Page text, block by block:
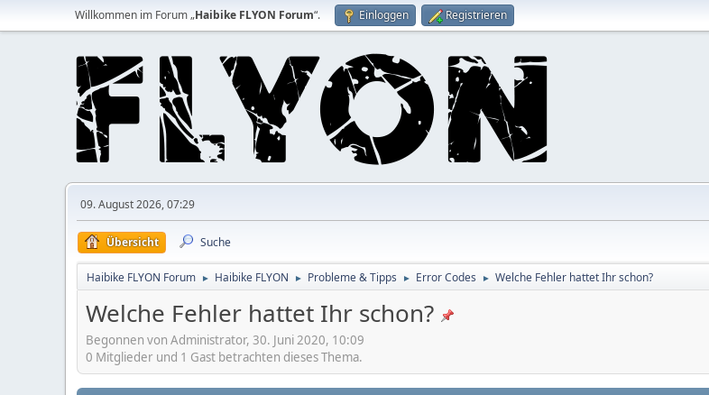
Willkommen im Forum „Haibike FLYON Forum“. Einloggen Registrieren
09. August 2026, 07:29
Übersicht Suche
Haibike FLYON Forum ► Haibike FLYON ► Probleme & Tipps ► Error Codes ► Welche Fehler hattet Ihr schon?
Welche Fehler hattet Ihr schon?
Begonnen von Administrator, 30. Juni 2020, 10:09
0 Mitglieder und 1 Gast betrachten dieses Thema.